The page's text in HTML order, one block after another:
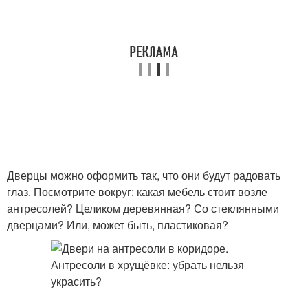
Дверцы можно оформить так, что они будут радовать
глаз. Посмотрите вокруг: какая мебель стоит возле
антресолей? Целиком деревянная? Со стеклянными
дверцами? Или, может быть, пластиковая?